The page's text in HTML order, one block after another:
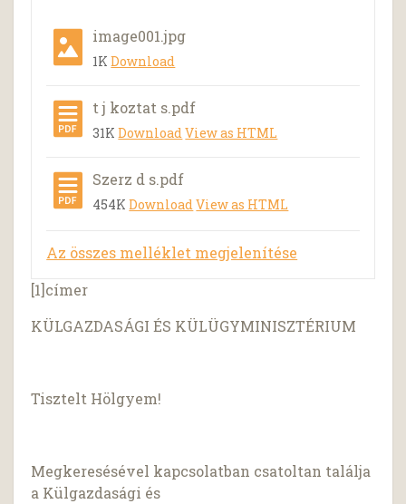
image001.jpg
1KDownload
t j koztat s.pdf
31KDownloadView as HTML
Szerz d s.pdf
454KDownloadView as HTML
Az összes melléklet megjelenítése
[1]címer
KÜLGAZDASÁGI ÉS KÜLÜGYMINISZTÉRIUM
Tisztelt Hölgyem!
Megkeresésével kapcsolatban csatoltan találja
a Külgazdasági és